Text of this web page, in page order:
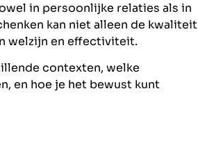
in persoonlijke relaties als in
kan niet alleen de kwaliteit
welzijn en effectiviteit.
contexten, welke
en hoe je het bewust kunt